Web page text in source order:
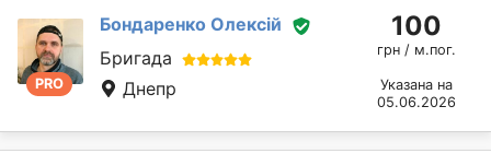
PRO
Бондаренко Олексій
Бригада
Днепр
100
грн / м.пог.
Указана на
05.06.2026